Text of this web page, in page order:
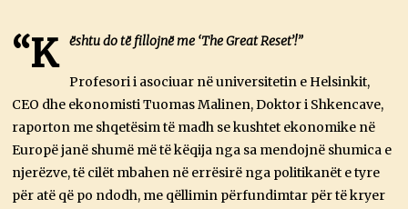
T
A
O
,
2
0
2
2
“K ështu do të fillojnë me ‘The Great Reset’!”
Profesori i asociuar në universitetin e Helsinkit,
CEO dhe ekonomisti Tuomas Malinen, Doktor i Shkencave,
raporton me shqetësim të madh se kushtet ekonomike në
Europë janë shumë më të këqija nga sa mendojnë shumica e
njerëzve, të cilët mbahen në errësirë ​​nga politikanët e tyre
për atë që po ndodh, me qëllimin përfundimtar për të kryer